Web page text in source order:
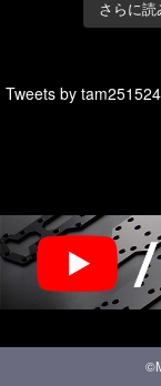
さらに読
Tweets by